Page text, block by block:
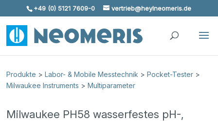
Skip To Content
+49 (0) 5121 7609-0 vertrieb@heylneomeris.de
Produkte >Labor- & Mobile Messtechnik >Pocket-Tester >
Milwaukee Instruments >Multiparameter
Milwaukee PH58 wasserfestes pH-,